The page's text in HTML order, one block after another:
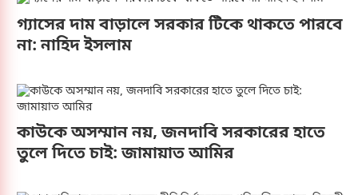
লীগ ও তাদের নেতাকর্মীদের আমাদের দলে যুক্ত করতে হলে
কেন্দ্রের অনুমতি লাগবে। তাদের রাজনীতি করার সময়
এখনো আসেনি। তারা অসংখ্য মায়ের কোল খালি করেছে।
তারা এখনো হুমকি ধামকি দিয়ে আসছে।উপস্থিত
সাংবাদিকদের উদ্দেশে ডা. শফিকুর রহমান বলেন,
গণমাধ্যম সমাজের গুরুত্বপূর্ণ একটি অংশ। দেশের মানুষের
কাছে সঠিক তথ্য তুলে ধরতে সাংবাদিকদের দায়িত্বশীল
ভূমিকা পালন করতে হবে। একই সঙ্গে গণমাধ্যমের স্বাধীনতা
গ্যাসের দাম বাড়ালে সরকার টিকে থাকতে পারবে
না: নাহিদ ইসলাম
কাউকে অসম্মান নয়, জনদাবি সরকারের হাতে
তুলে দিতে চাই: জামায়াত আমির